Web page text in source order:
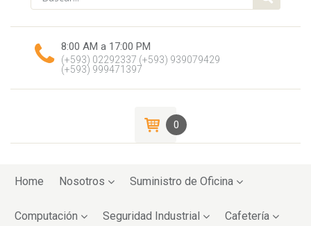
8:00 AM a 17:00 PM
(+593) 02292337 (+593) 939079429
(+593) 999471397
0
toHome Nosotros Suministro de Oficina
Computación Seguridad Industrial Cafetería